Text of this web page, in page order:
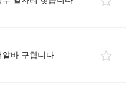
바 구합니다